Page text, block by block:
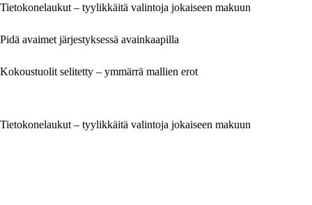
Tietokonelaukut – tyylikkäitä valintoja jokaiseen makuun
Pidä avaimet järjestyksessä avainkaapilla
Kokoustuolit selitetty – ymmärrä mallien erot
Tietokonelaukut – tyylikkäitä valintoja jokaiseen makuun